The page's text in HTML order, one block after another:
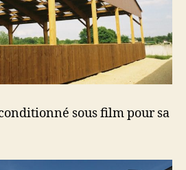
sous film pour sa